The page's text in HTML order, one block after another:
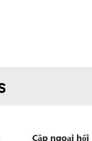
Cặp ngoại hối